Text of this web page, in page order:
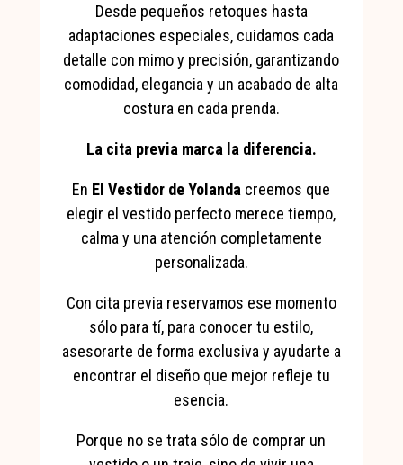
Desde pequeños retoques hasta
adaptaciones especiales, cuidamos cada
detalle con mimo y precisión, garantizando
comodidad, elegancia y un acabado de alta
costura en cada prenda.
La cita previa marca la diferencia.
En El Vestidor de Yolanda creemos que
elegir el vestido perfecto merece tiempo,
calma y una atención completamente
personalizada.
Con cita previa reservamos ese momento
sólo para tí, para conocer tu estilo,
asesorarte de forma exclusiva y ayudarte a
encontrar el diseño que mejor refleje tu
esencia.
Porque no se trata sólo de comprar un